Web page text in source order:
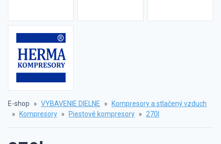
E-shop » VYBAVENIE DIELNE »
Kompresory a stlačený vzduch
»
Kompresory » Piestové kompresory » 270l